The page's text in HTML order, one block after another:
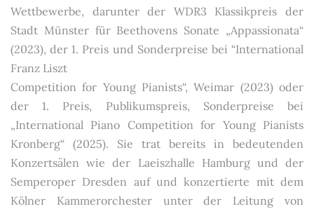
Wettbewerbe, darunter der WDR3 Klassikpreis der
Stadt Münster für Beethovens Sonate „Appassionata“
(2023), der 1. Preis und Sonderpreise bei “International
Franz Liszt
Competition for Young Pianists“, Weimar (2023) oder
der 1. Preis, Publikumspreis, Sonderpreise bei
„International Piano Competition for Young Pianists
Kronberg“ (2025). Sie trat bereits in bedeutenden
Konzertsälen wie der Laeiszhalle Hamburg und der
Semperoper Dresden auf und konzertierte mit dem
Kölner Kammerorchester unter der Leitung von